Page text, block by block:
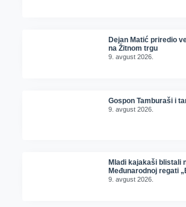
Dejan Matić priredio
na Žitnom trgu
9. avgust 2026.
Gospon Tamburaši i
9. avgust 2026.
Mladi kajakaši blistali
Međunarodnoj regati
9. avgust 2026.